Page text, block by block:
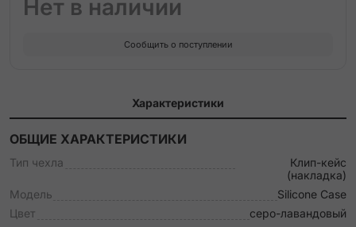
Нет в наличии
Сообщить о поступлении
Характеристики
ОБЩИЕ ХАРАКТЕРИСТИКИ
Тип чехла
Клип-кейс
(накладка)
Модель
Silicone Case
Цвет
серо-лавандовый